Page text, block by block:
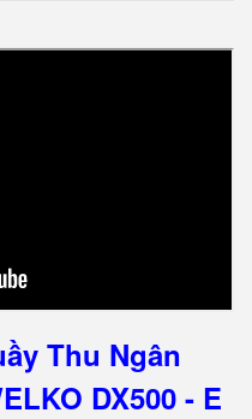
Thu Ngân
DX500 - E